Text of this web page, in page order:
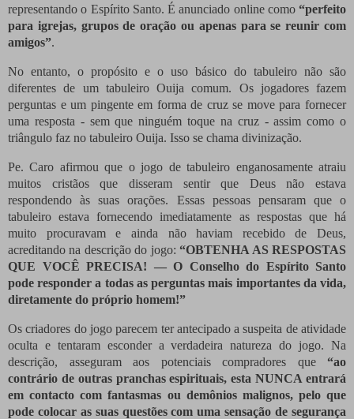
representando o Espírito Santo. É anunciado online como “perfeito
para igrejas, grupos de oração ou apenas para se reunir com
amigos”.
No entanto, o propósito e o uso básico do tabuleiro não são
diferentes de um tabuleiro Ouija comum. Os jogadores fazem
perguntas e um pingente em forma de cruz se move para fornecer
uma resposta - sem que ninguém toque na cruz - assim como o
triângulo faz no tabuleiro Ouija. Isso se chama divinização.
Pe.Caro afirmou que o jogo de tabuleiro enganosamente atraiu
muitos cristãos que disseram sentir que Deus não estava
respondendo às suas orações. Essas pessoas pensaram que o
tabuleiro estava fornecendo imediatamente as respostas que há
muito procuravam e ainda não haviam recebido de Deus,
acreditando na descrição do jogo:“OBTENHA AS RESPOSTAS
QUE VOCÊ PRECISA! — O Conselho do Espírito Santo
pode responder a todas as perguntas mais importantes da vida,
diretamente do próprio homem!”
Os criadores do jogo parecem ter antecipado a suspeita de atividade
oculta e tentaram esconder a verdadeira natureza do jogo. Na
descrição, asseguram aos potenciais compradores que “ao
contrário de outras pranchas espirituais, esta NUNCA entrará
em contacto com fantasmas ou demônios malignos, pelo que
pode colocar as suas questões com uma sensação de segurança